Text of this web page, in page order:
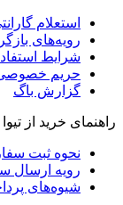
استعلام
رویه‌های
شرایط
حریم
گزارش باگ
راهنمای خرید از
نحوه ثبت
رویه ارسال
شیوه‌های